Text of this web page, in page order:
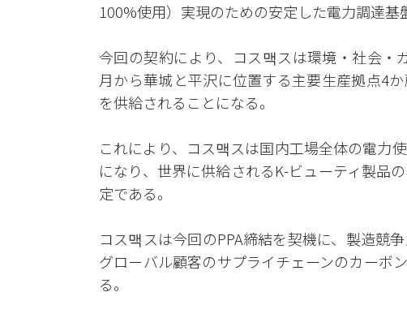
100%使用）実現のための安定した電力調達基
今回の契約により、コス맥スは環境・社会・
月から華城と平沢に位置する主要生産拠点4
を供給されることになる。
これにより、コス맥スは国内工場全体の電力
になり、世界に供給されるK-ビューティ製品
定である。
コス맥スは今回のPPA締結を契機に、製造競
グローバル顧客のサプライチェーンのカーボ
る。